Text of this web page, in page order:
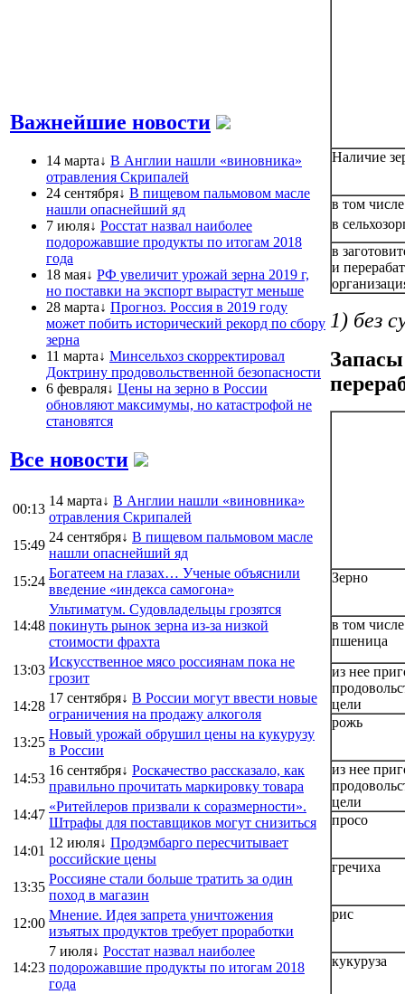
Важнейшие новости
14 марта↓ В Англии нашли «виновника»
отравления Скрипалей
24 сентября↓ В пищевом пальмовом масле
нашли опаснейший яд
7 июля↓ Росстат назвал наиболее
подорожавшие продукты по итогам 2018
года
18 мая↓ РФ увеличит урожай зерна 2019 г,
но поставки на экспорт вырастут меньше
28 марта↓ Прогноз. Россия в 2019 году
может побить исторический рекорд по сбору
зерна
11 марта↓ Минсельхоз скорректировал
Доктрину продовольственной безопасности
6 февраля↓ Цены на зерно в России
обновляют максимумы, но катастрофой не
становятся
Все новости
00:13
14 марта↓ В Англии нашли «виновника»
отравления Скрипалей
15:49
24 сентября↓ В пищевом пальмовом масле
нашли опаснейший яд
15:24
Богатеем на глазах… Ученые объяснили
введение «индекса самогона»
14:48
Ультиматум. Судовладельцы грозятся
покинуть рынок зерна из-за низкой
стоимости фрахта
13:03
Искусственное мясо россиянам пока не
грозит
14:28
17 сентября↓ В России могут ввести новые
ограничения на продажу алкоголя
13:25
Новый урожай обрушил цены на кукурузу
в России
14:53
16 сентября↓ Роскачество рассказало, как
правильно прочитать маркировку товара
14:47
«Ритейлеров призвали к соразмерности».
Штрафы для поставщиков могут снизиться
14:01
12 июля↓ Продэмбарго пересчитывает
российские цены
13:35
Россияне стали больше тратить за один
поход в магазин
12:00
Мнение. Идея запрета уничтожения
изъятых продуктов требует проработки
14:23
7 июля↓ Росстат назвал наиболее
подорожавшие продукты по итогам 2018
года
Наличие
в том
в
в
и
1) без
Запасы
Зерно
в том
пшеница
из нее
цели
рожь
из нее
цели
просо
гречиха
рис
кукуруза